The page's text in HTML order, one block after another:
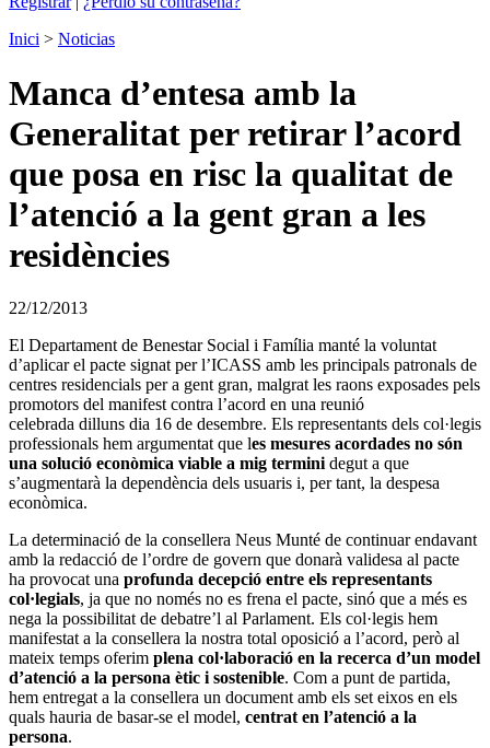
Inici > Noticias
Manca d’entesa amb la
Generalitat per retirar l’acord
que posa en risc la qualitat de
l’atenció a la gent gran a les
residències
22/12/2013
El Departament de Benestar Social i Família manté la voluntat
d’aplicar el pacte signat per l’ICASS amb les principals patronals de
centres residencials per a gent gran, malgrat les raons exposades pels
promotors del manifest contra l’acord en una reunió
celebrada dilluns dia 16 de desembre. Els representants dels col·legis
professionals hem argumentat que les mesures acordades no són
una solució econòmica viable a mig termini degut a que
s’augmentarà la dependència dels usuaris i, per tant, la despesa
econòmica.
La determinació de la consellera Neus Munté de continuar endavant
amb la redacció de l’ordre de govern que donarà validesa al pacte
ha provocat una profunda decepció entre els representants
col·legials, ja que no només no es frena el pacte, sinó que a més es
nega la possibilitat de debatre’l al Parlament. Els col·legis hem
manifestat a la consellera la nostra total oposició a l’acord, però al
mateix temps oferim plena col·laboració en la recerca d’un model
d’atenció a la persona ètic i sostenible. Com a punt de partida,
hem entregat a la consellera un document amb els set eixos en els
quals hauria de basar-se el model, centrat en l’atenció a la
persona.